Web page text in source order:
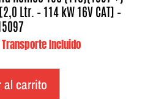
Ltr. – 114 kW 16V CAT] –
Transporte Incluido
al carrito